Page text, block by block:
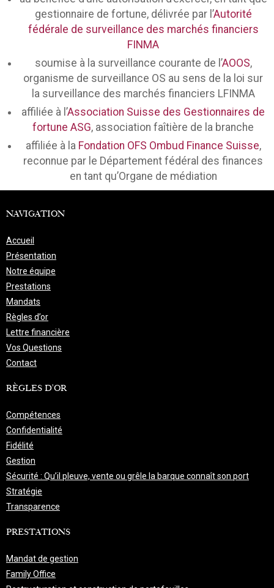
gestionnaire de fortune, délivrée par l’Autorité
fédérale de surveillance des marchés financiers
FINMA
soumise à la surveillance courante de l’AOOS,
organisme de surveillance OS au sens de la loi sur
la surveillance des marchés financiers LFINMA
affiliée à l’Association Suisse des Gestionnaires de
fortune ASG, association faîtière de la branche
affiliée à la Fondation OFS Ombud Finance Suisse,
reconnue par le Département fédéral des finances
en tant qu’Organe de médiation
NAVIGATION
Accueil
Présentation
Notre équipe
Prestations
Mandats
Règles d’or
Lettre financière
Vos Questions
Contact
RÈGLES D'OR
Compétences
Confidentialité
Fidélité
Gestion
Sécurité : Qu’il pleuve, vente ou grêle la barque connaît son port
Stratégie
Transparence
PRESTATIONS
Mandat de gestion
Family Office